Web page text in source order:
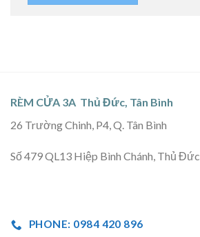
RÈM CỬA 3A Thủ Đức, Tân Bình
26 Trường Chinh, P4, Q. Tân Bình
Số 479 QL13 Hiệp Bình Chánh, Thủ Đức
PHONE: 0984 420 896